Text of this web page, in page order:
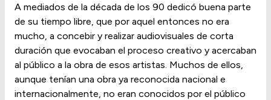
A mediados de la década de los 90 dedicó buena parte
de su tiempo libre, que por aquel entonces no era
mucho, a concebir y realizar audiovisuales de corta
duración que evocaban el proceso creativo y acercaban
al público a la obra de esos artistas. Muchos de ellos,
aunque tenían una obra ya reconocida nacional e
internacionalmente, no eran conocidos por el público